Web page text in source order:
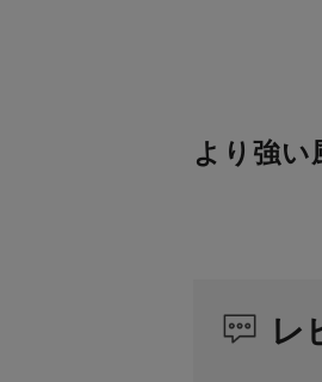
より強い
レ